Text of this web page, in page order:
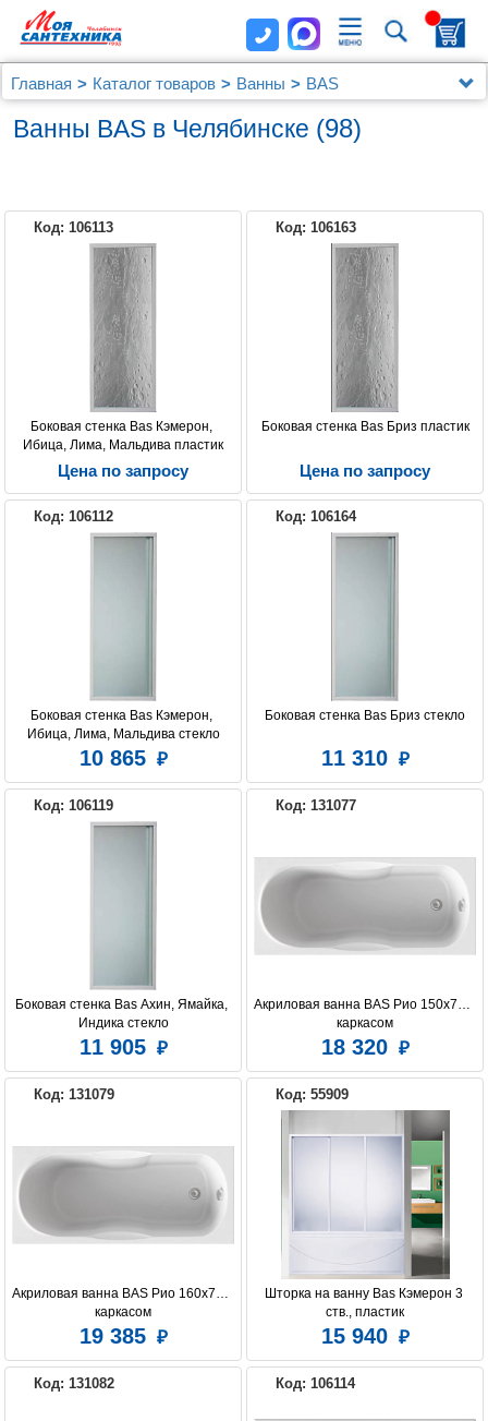
Главная Каталог товаров Ванны BAS
Ванны BAS в Челябинске (98)
Код: 106113
Боковая стенка Bas Кэмерон,
Ибица, Лима, Мальдива пластик
Цена по запросу
Код: 106163
Боковая стенка Bas Бриз пластик
Цена по запросу
Код: 106112
Боковая стенка Bas Кэмерон,
Ибица, Лима, Мальдива стекло
10 865
Код: 106164
Боковая стенка Bas Бриз стекло
11 310
Код: 106119
Боковая стенка Bas Ахин, Ямайка,
Индика стекло
11 905
Код: 131077
Акриловая ванна BAS Рио 150х70 с
каркасом
18 320
Код: 131079
Акриловая ванна BAS Рио 160х70 с
каркасом
19 385
Код: 55909
Шторка на ванну Bas Кэмерон 3
ств., пластик
15 940
Код: 131082 Код: 106114